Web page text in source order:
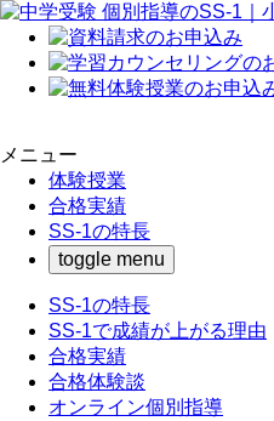
メニュー
体験授業
合格実績
SS-1の特長
toggle menu
SS-1の特長
SS-1で成績が上がる理由
合格実績
合格体験談
オンライン個別指導